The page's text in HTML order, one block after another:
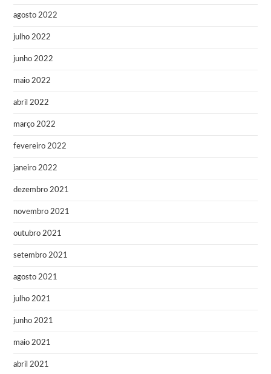
agosto 2022
julho 2022
junho 2022
maio 2022
abril 2022
março 2022
fevereiro 2022
janeiro 2022
dezembro 2021
novembro 2021
outubro 2021
setembro 2021
agosto 2021
julho 2021
junho 2021
maio 2021
abril 2021